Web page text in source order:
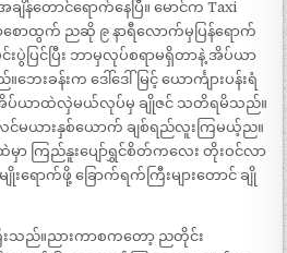
န်တောင်ရောက်နေပြီ။ မောင်က Taxi
ာစောထွက် ညဆို ၉ နာရီလောက်မှပြန်ရောက်
ြင်ပြီး ဘာမှလုပ်စရာမရှိတာနဲ့ အိပ်ယာ
ခန်းက ဒေါ်ဒေါ်မြင့် ယောင်္ကျားပန်းရံ
အိပ်ယာထဲလှဲမယ်လုပ်မှ ချိုဇင် သတိရမိသည်။
င်မယားနှစ်ယောက် ချစ်ရည်လူးကြမယ့်ည။
ာ ကြည်နူးပျော်ရွှင်စိတ်ကလေး တိုးဝင်လာ
ာက်ဖို့ ခြောက်ရက်ကြီးများတောင် ချို
းသည်။ညားကာစကတော့ ညတိုင်း